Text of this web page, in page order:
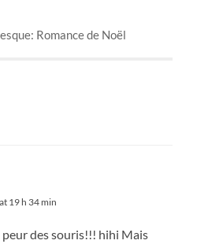
Romance de Noël
19 h 34 min
peur des souris!!! hihi Mais